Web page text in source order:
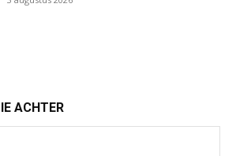
ACHTER